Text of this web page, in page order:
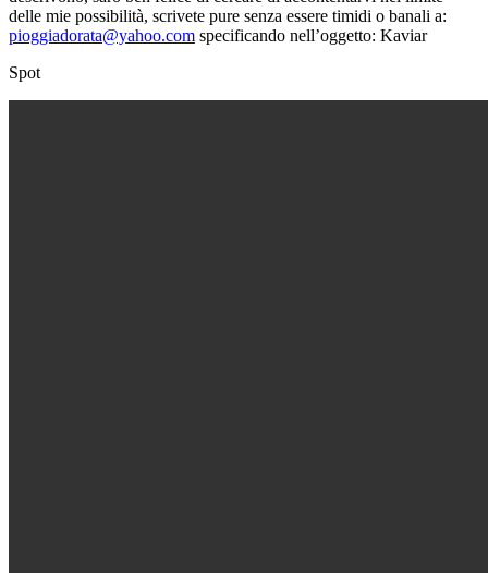
delle mie possibilità, scrivete pure senza essere timidi o banali a:
pioggiadorata@yahoo.com specificando nell’oggetto: Kaviar
Spot